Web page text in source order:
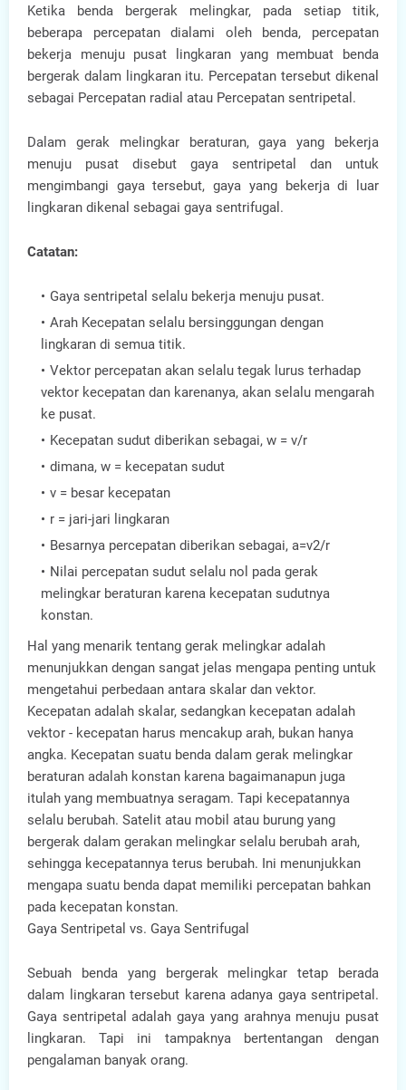
Ketika benda bergerak melingkar, pada setiap titik,
beberapa percepatan dialami oleh benda, percepatan
bekerja menuju pusat lingkaran yang membuat benda
bergerak dalam lingkaran itu. Percepatan tersebut dikenal
sebagai Percepatan radial atau Percepatan sentripetal.
Dalam gerak melingkar beraturan, gaya yang bekerja
menuju pusat disebut gaya sentripetal dan untuk
mengimbangi gaya tersebut, gaya yang bekerja di luar
lingkaran dikenal sebagai gaya sentrifugal.
Catatan:
Gaya sentripetal selalu bekerja menuju pusat.
Arah Kecepatan selalu bersinggungan dengan
lingkaran di semua titik.
Vektor percepatan akan selalu tegak lurus terhadap
vektor kecepatan dan karenanya, akan selalu mengarah
ke pusat.
Kecepatan sudut diberikan sebagai, w = v/r
dimana, w = kecepatan sudut
v = besar kecepatan
r = jari-jari lingkaran
Besarnya percepatan diberikan sebagai, a=v2/r
Nilai percepatan sudut selalu nol pada gerak
melingkar beraturan karena kecepatan sudutnya
konstan.
Hal yang menarik tentang gerak melingkar adalah
menunjukkan dengan sangat jelas mengapa penting untuk
mengetahui perbedaan antara skalar dan vektor.
Kecepatan adalah skalar, sedangkan kecepatan adalah
vektor - kecepatan harus mencakup arah, bukan hanya
angka. Kecepatan suatu benda dalam gerak melingkar
beraturan adalah konstan karena bagaimanapun juga
itulah yang membuatnya seragam. Tapi kecepatannya
selalu berubah. Satelit atau mobil atau burung yang
bergerak dalam gerakan melingkar selalu berubah arah,
sehingga kecepatannya terus berubah. Ini menunjukkan
mengapa suatu benda dapat memiliki percepatan bahkan
pada kecepatan konstan.
Gaya Sentripetal vs. Gaya Sentrifugal
Sebuah benda yang bergerak melingkar tetap berada
dalam lingkaran tersebut karena adanya gaya sentripetal.
Gaya sentripetal adalah gaya yang arahnya menuju pusat
lingkaran. Tapi ini tampaknya bertentangan dengan
pengalaman banyak orang.